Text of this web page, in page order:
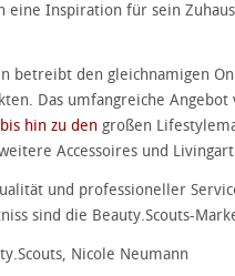
Inspiration für sein
betreibt den gleichnamigen
Das umfangreiche
hin zu den großen
Accessoires und
und professioneller
sind die Beauty.Scouts-
Nicole Neumann